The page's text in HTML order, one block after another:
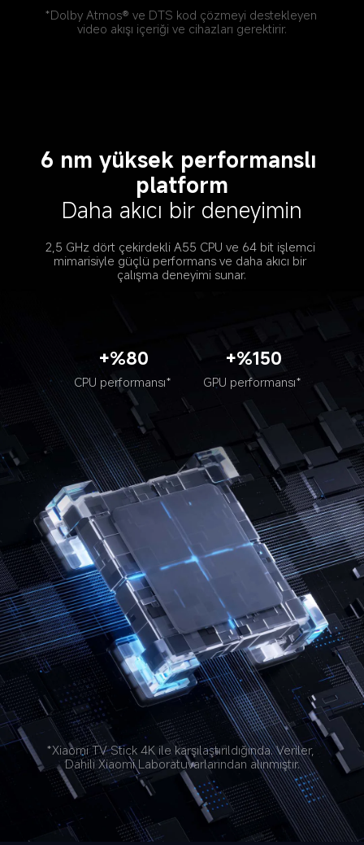
*Dolby Atmos® ve DTS kod çözmeyi destekleyen
video akışı içeriği ve cihazları gerektirir.
6 nm yüksek performanslı
platform
Daha akıcı bir deneyimin
2,5 GHz dört çekirdekli A55 CPU ve 64 bit işlemci
mimarisiyle güçlü performans ve daha akıcı bir
çalışma deneyimi sunar.
+%80
CPU performansı*
+%150
GPU performansı*
*Xiaomi TV Stick 4K ile karşılaştırıldığında. Veriler,
Dahili Xiaomi Laboratuvarlarından alınmıştır.